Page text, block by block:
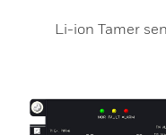
Li-ion Tamer